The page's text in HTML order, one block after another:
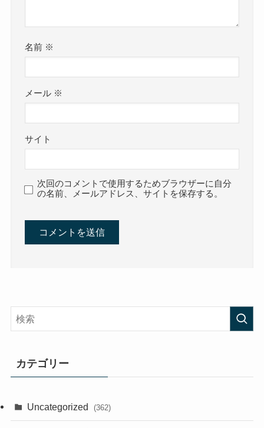
名前 ※
メール ※
サイト
次回のコメントで使用するためブラウザーに自分
の名前、メールアドレス、サイトを保存する。
カテゴリー
Uncategorized (362)